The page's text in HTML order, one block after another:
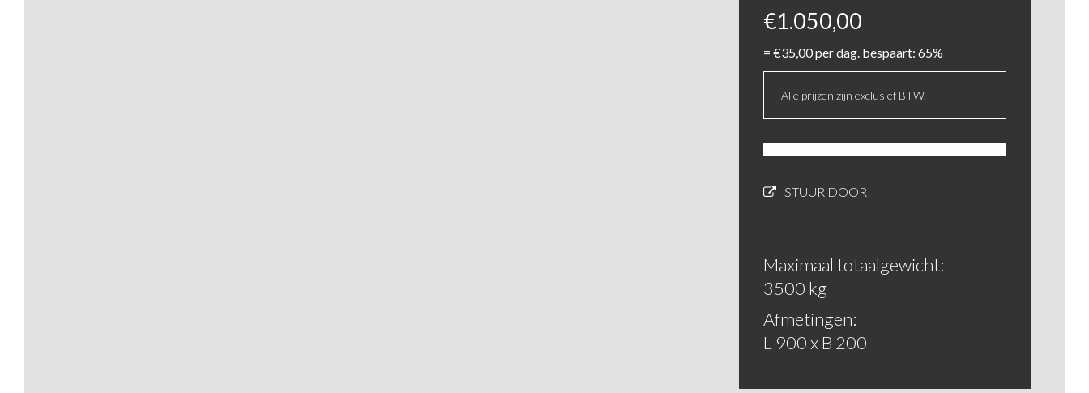
€1.050,00
= €35,00per dag. bespaart: 65%
Alle prijzen zijn exclusief BTW.
STUUR DOOR
Maximaal totaalgewicht:
3500 kg
Afmetingen:
L 900 x B 200